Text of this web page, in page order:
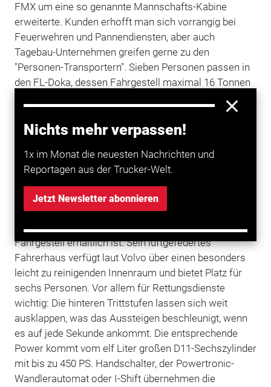
Nichts mehr verpassen!
1x im Monat die neuesten Nachrichten und
Reportagen aus der Trucker-Welt.
Jetzt Newsletter abonnieren
FMX um eine so genannte Mannschafts-Kabine
erweiterte. Kunden erhofft man sich vorrangig bei
Feuerwehren und Pannendiensten, aber auch
Tagebau-Unternehmen greifen gerne zu den
"Personen-Transportern". Sieben Personen passen in
den FL-Doka, dessen Fahrgestell maximal 16 Tonnen
tragen darf. Den Einstieg erleichtern Türen mit 90 Grad
unterschiedliche Fahrgestellhöhen bietet Volvo an.
D5K-Vierzylinder mit fünf Liter Hubraum oder der um
drei Liter und zwei Zylinder größere D8K mit maximal
280 PS für Vortrieb.
Für gröbere Einsätze ist der FMX mit
Mannschaftskabine ausgelegt, der als 4x2- oder 4x4-
Fahrgestell erhältlich ist. Sein luftgefedertes
Fahrerhaus verfügt laut Volvo über einen besonders
leicht zu reinigenden Innenraum und bietet Platz für
sechs Personen. Vor allem für Rettungsdienste
wichtig: Die hinteren Trittstufen lassen sich weit
ausklappen, was das Aussteigen beschleunigt, wenn
es auf jede Sekunde ankommt. Die entsprechende
Power kommt vom elf Liter großen D11-Sechszylinder
mit bis zu 450 PS. Handschalter, der Powertronic-
Wandlerautomat oder I-Shift übernehmen die